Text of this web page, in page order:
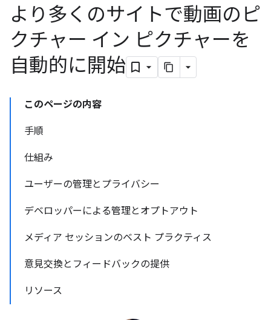
より多くのサイトで動画のピ
クチャー イン ピクチャーを
自動的に開始
このページの内容
手順
仕組み
ユーザーの管理とプライバシー
デベロッパーによる管理とオプトアウト
メディア セッションのベスト プラクティス
意見交換とフィードバックの提供
リソース